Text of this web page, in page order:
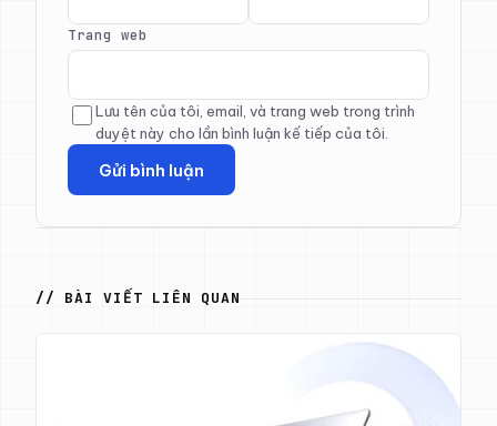
Trang web
Lưu tên của tôi, email, và trang web trong trình
duyệt này cho lần bình luận kế tiếp của tôi.
// BÀI VIẾT LIÊN QUAN